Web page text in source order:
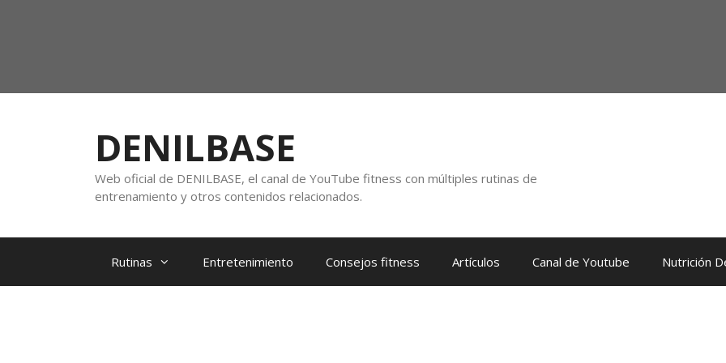
DENILBASE
Web oficial de DENILBASE, el canal de YouTube fitness con múltiples rutinas de
entrenamiento y otros contenidos relacionados.
Rutinas Entretenimiento Consejos fitness Artículos Canal de Youtube Nutrición